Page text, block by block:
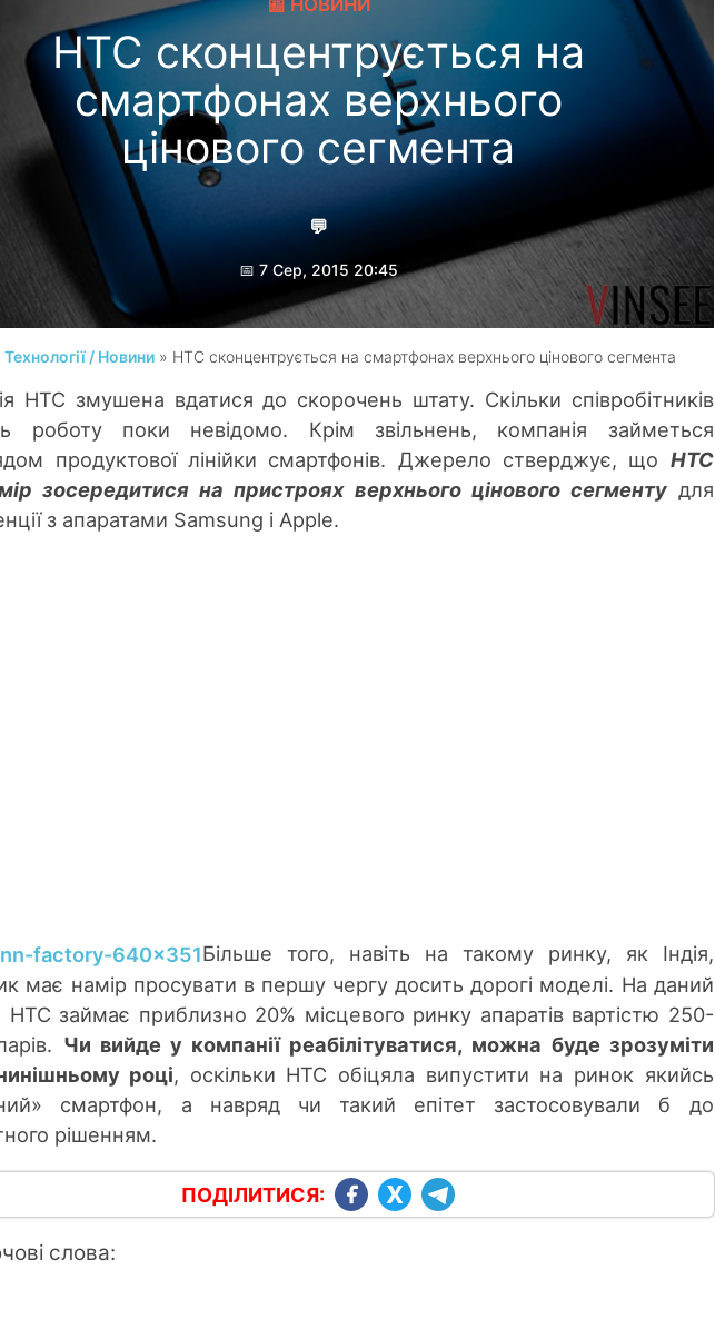
📰 НОВИНИ
HTC сконцентрується на
смартфонах верхнього
цінового сегмента
💬
📅 7 Сер, 2015 20:45
Соя Олександр
Технології / Новини » HTC сконцентрується на смартфонах верхнього цінового сегмента
HTC змушена вдатися до скорочень штату. Скільки співробітників
роботу поки невідомо. Крім звільнень, компанія займеться
продуктової лінійки смартфонів. Джерело стверджує, що HTC
зосередитися на пристроях верхнього цінового сегментудля
з апаратами Samsung і Apple.
Більше того, навіть на такому ринку, як Індія,
має намір просувати в першу чергу досить дорогі моделі. На даний
займає приблизно 20% місцевого ринку апаратів вартістю 250-
Чи вийде у компанії реабілітуватися, можна буде зрозуміти
році, оскільки HTC обіцяла випустити на ринок якийсь
смартфон, а навряд чи такий епітет застосовували б до
рішенням.
ПОДІЛИТИСЯ:
слова: